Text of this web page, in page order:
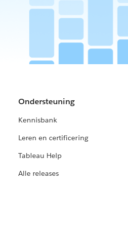
Ondersteuning
Kennisbank
Leren en certificering
Tableau Help
Alle releases